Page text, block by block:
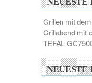
Grillen mit
Grillabend mit
TEFAL
NEUESTE